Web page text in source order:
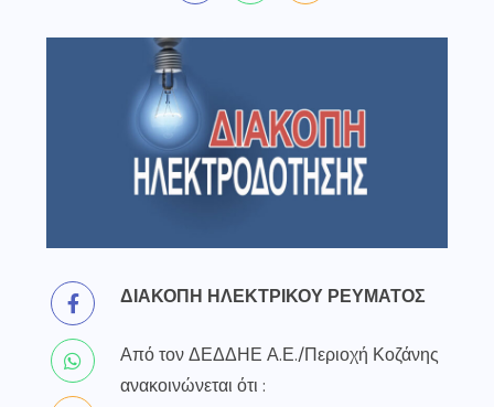
ΔΙΑΚΟΠΗ ΗΛΕΚΤΡΙΚΟΥ ΡΕΥΜΑΤΟΣ
Από τον ΔΕΔΔΗΕ Α.Ε./Περιοχή Κοζάνης
ανακοινώνεται ότι :